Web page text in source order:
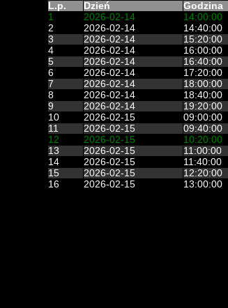
L.p. Dzień Godzina
1
2026-02-14 14:00:00
2
2026-02-14 14:40:00
3
2026-02-14 15:20:00
4
2026-02-14 16:00:00
5
2026-02-14 16:40:00
6
2026-02-14 17:20:00
7
2026-02-14 18:00:00
8
2026-02-14 18:40:00
9
2026-02-14 19:20:00
10
2026-02-15 09:00:00
11
2026-02-15 09:40:00
12
2026-02-15 10:20:00
13
2026-02-15 11:00:00
14
2026-02-15 11:40:00
15
2026-02-15 12:20:00
16
2026-02-15 13:00:00